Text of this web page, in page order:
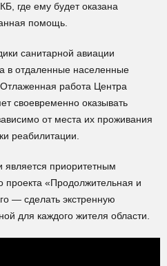
где ему будет оказана
помощь.
санитарной авиации
в отдаленные населенные
работа Центра
своевременно оказывать
от места их проживания
реабилитации.
является приоритетным
проекта «Продолжительная и
— сделать экстренную
для каждого жителя области.